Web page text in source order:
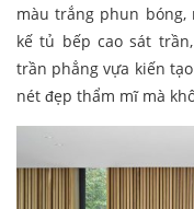
màu trắng phun bóng,
kế tủ bếp cao sát
trần phẳng vựa kiến
nét đẹp thẩm mĩ mà